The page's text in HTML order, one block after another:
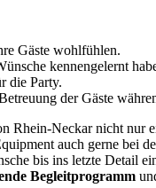
Gäste wohlfühlen.
kennengelernt
die Party.
der Gäste
Rhein-Neckar nicht nur
auch gerne bei
bis ins letzte Detail
Begleitprogramm